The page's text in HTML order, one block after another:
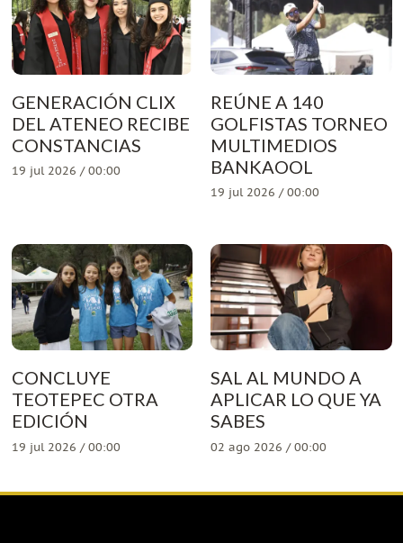
GENERACIÓN CLIX
DEL ATENEO RECIBE
CONSTANCIAS
19 jul 2026 / 00:00
REÚNE A 140
GOLFISTAS TORNEO
MULTIMEDIOS
BANKAOOL
19 jul 2026 / 00:00
CONCLUYE
TEOTEPEC OTRA
EDICIÓN
19 jul 2026 / 00:00
SAL AL MUNDO A
APLICAR LO QUE YA
SABES
02 ago 2026 / 00:00